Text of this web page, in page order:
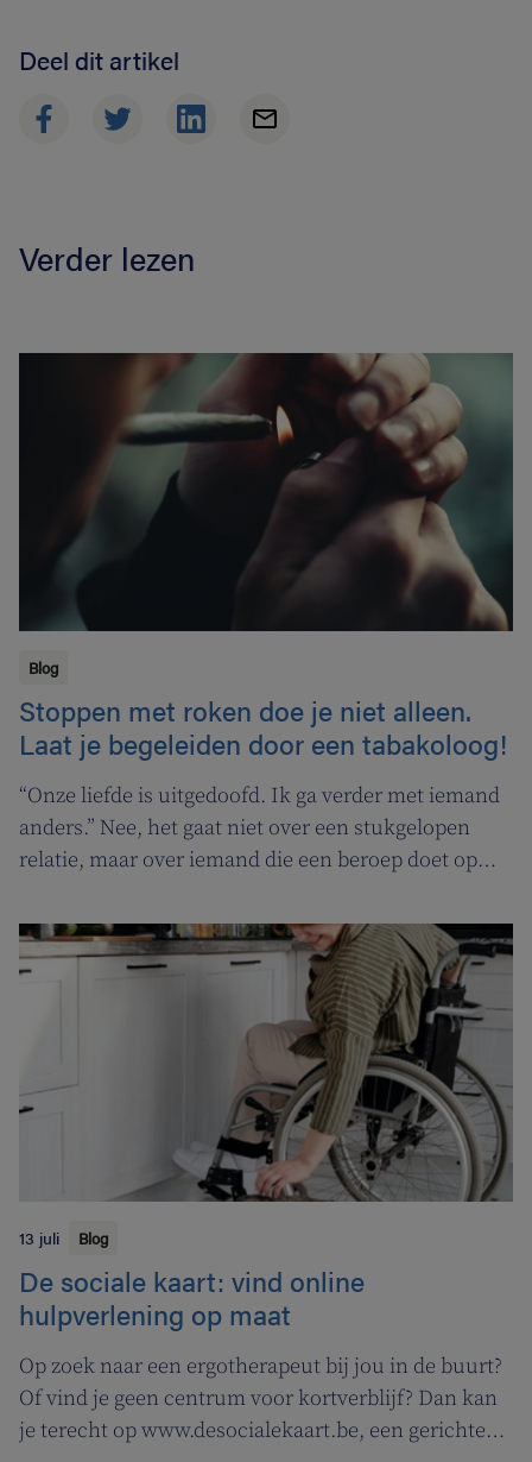
Deel dit artikel
Verder lezen
Blog
Stoppen met roken doe je niet alleen.
Laat je begeleiden door een tabakoloog!
“Onze liefde is uitgedoofd. Ik ga verder met iemand
anders.” Nee, het gaat niet over een stukgelopen
relatie, maar over iemand die een beroep doet op
Vlaamse overheid pakt uit met een nieuwe
campagne om rookstopbegeleiding door
13 juli Blog
De sociale kaart: vind online
hulpverlening op maat
Op zoek naar een ergotherapeut bij jou in de buurt?
Of vind je geen centrum voor kortverblijf? Dan kan
je terecht op www.desocialekaart.be, een gerichte